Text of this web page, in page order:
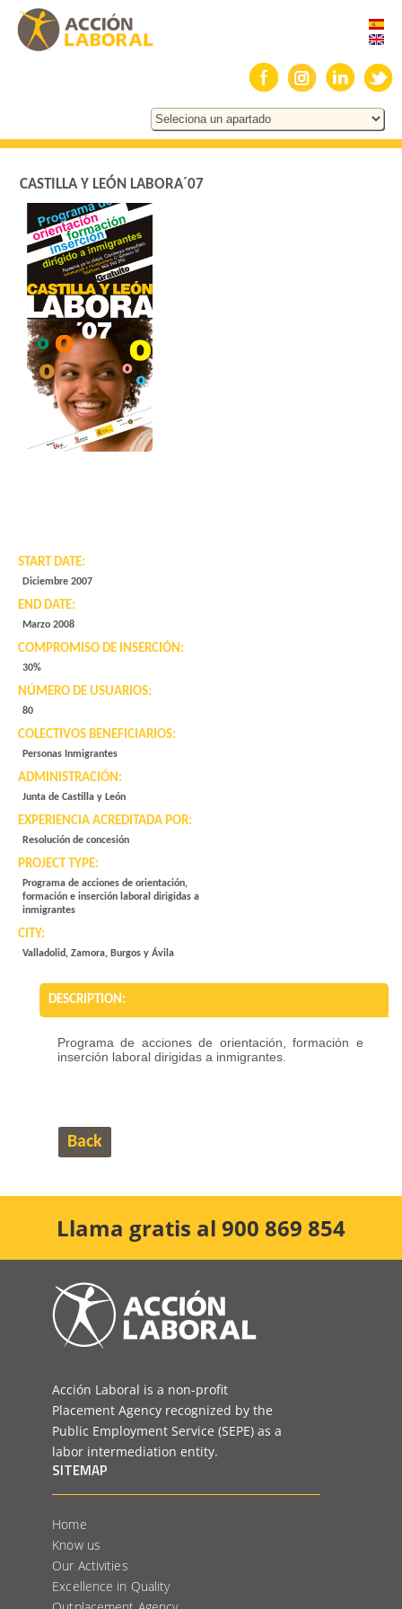
CASTILLA Y LEÓN LABORA´07
START DATE:
Diciembre 2007
END DATE:
Marzo 2008
COMPROMISO DE INSERCIÓN:
30%
NÚMERO DE USUARIOS:
80
COLECTIVOS BENEFICIARIOS:
Personas Inmigrantes
ADMINISTRACIÓN:
Junta de Castilla y León
EXPERIENCIA ACREDITADA POR:
Resolución de concesión
PROJECT TYPE:
Programa de acciones de orientación,
formación e inserción laboral dirigidas a
inmigrantes
CITY:
Valladolid, Zamora, Burgos y Ávila
DESCRIPTION:
Programa de acciones de orientación, formación e
inserción laboral dirigidas a inmigrantes.
Back
Llama gratis al 900 869 854
Acción Laboral is a non-profit
Placement Agency recognized by the
Public Employment Service (SEPE) as a
labor intermediation entity.
SITEMAP
Home
Know us
Our Activities
Excellence in Quality